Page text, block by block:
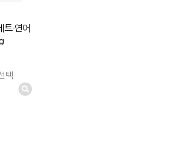
트-연어
택